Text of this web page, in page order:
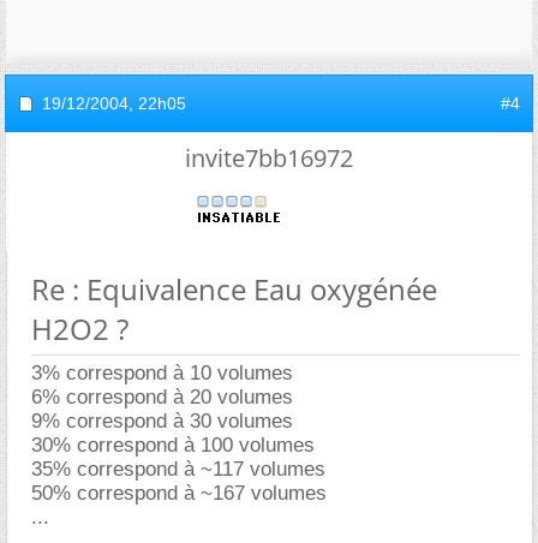
19/12/2004, 22h05 #4
invite7bb16972
Re : Equivalence Eau oxygénée
H2O2 ?
3% correspond à 10 volumes
6% correspond à 20 volumes
9% correspond à 30 volumes
30% correspond à 100 volumes
35% correspond à ~117 volumes
50% correspond à ~167 volumes
...